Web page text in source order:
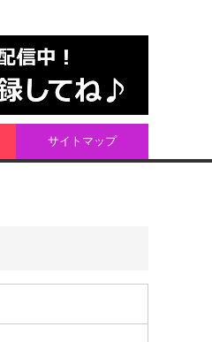
サイトマップ